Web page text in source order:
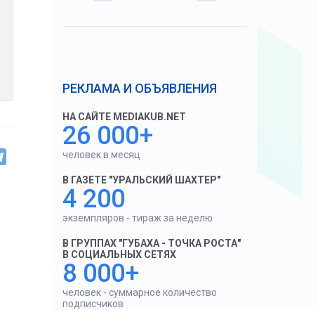
РЕКЛАМА И ОБЪЯВЛЕНИЯ
НА САЙТЕ MEDIAKUB.NET
26 000+
человек в месяц
В ГАЗЕТЕ "УРАЛЬСКИЙ ШАХТЕР"
4 200
экземпляров - тираж за неделю
В ГРУППАХ "ГУБАХА - ТОЧКА РОСТА"
В СОЦИАЛЬНЫХ СЕТЯХ
8 000+
человек - суммарное количество
подписчиков